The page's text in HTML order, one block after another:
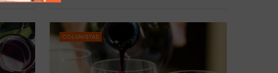
COLUNISTAS